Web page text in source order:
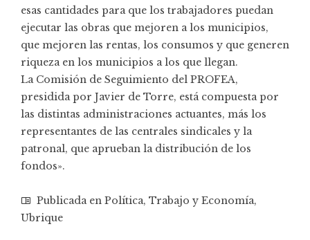
esas cantidades para que los trabajadores puedan
ejecutar las obras que mejoren a los municipios,
que mejoren las rentas, los consumos y que generen
riqueza en los municipios a los que llegan.
La Comisión de Seguimiento del PROFEA,
presidida por Javier de Torre, está compuesta por
las distintas administraciones actuantes, más los
representantes de las centrales sindicales y la
patronal, que aprueban la distribución de los
fondos».
Publicada en Política, Trabajo y Economía,
Ubrique